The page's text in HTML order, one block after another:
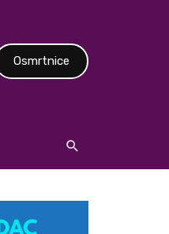
Osmrtnice